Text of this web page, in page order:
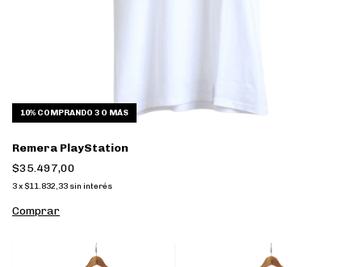
10% COMPRANDO 3 O MÁS
Remera PlayStation
$35.497,00
3x $11.832,33 sin interés
Comprar